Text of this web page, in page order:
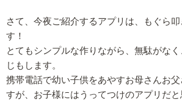
さて、今夜ご紹介するアプリは、もぐら
す！
とてもシンプルな作りながら、無駄がな
じもします。
携帯電話で幼い子供をあやすお母さんお
すが、お子様にはうってつけのアプリだと